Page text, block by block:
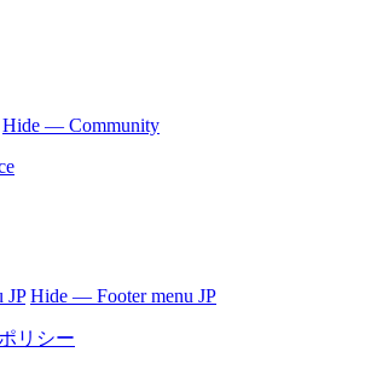
Hide — Community
JP Hide — Footer menu JP
リシー